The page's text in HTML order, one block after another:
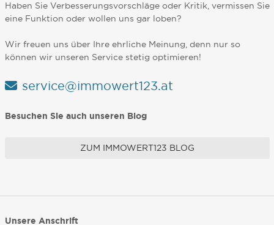
Haben Sie Verbesserungsvorschläge oder Kritik, vermissen Sie
eine Funktion oder wollen uns gar loben?
Wir freuen uns über Ihre ehrliche Meinung, denn nur so
können wir unseren Service stetig optimieren!
service@immowert123.at
Besuchen Sie auch unseren Blog
ZUM IMMOWERT123 BLOG
Unsere Anschrift